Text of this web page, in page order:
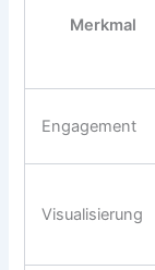
Merkmal
Engagement
Visualisierung